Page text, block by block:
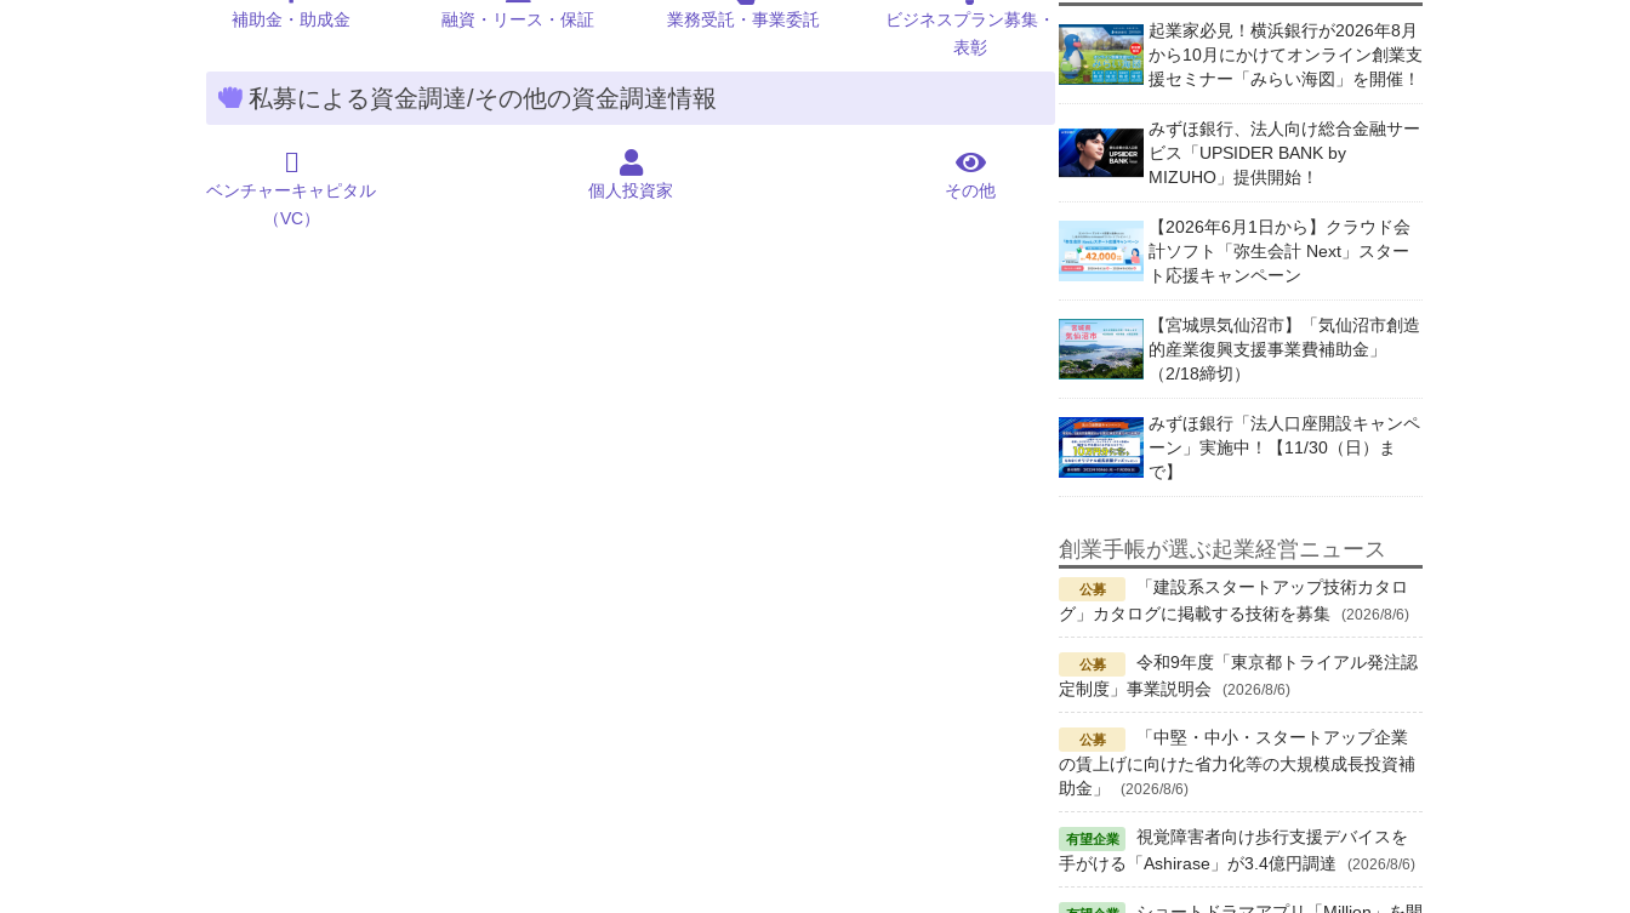
補助金・助成金 融資・リース・保証 業務受託・事業委託
ビジネスプラン募集・
表彰
私募による資金調達/その他の資金調達情報
ベンチャーキャピタル
（VC）
個人投資家 その他
起業家必見！横浜銀行が2026年8月
から10月にかけてオンライン創業支
援セミナー「みらい海図」を開催！
みずほ銀行、法人向け総合金融サー
ビス「UPSIDER BANK by
MIZUHO」提供開始！
【2026年6月1日から】クラウド会
計ソフト「弥生会計 Next」スター
ト応援キャンペーン
【宮城県気仙沼市】「気仙沼市創造
的産業復興支援事業費補助金」
（2/18締切）
みずほ銀行「法人口座開設キャンペ
ーン」実施中！【11/30（日）ま
で】
創業手帳が選ぶ起業経営ニュース
「建設系スタートアップ技術カタロ
グ」カタログに掲載する技術を募集
(2026/8/6)
令和9年度「東京都トライアル発注認
定制度」事業説明会
(2026/8/6)
「中堅・中小・スタートアップ企業
の賃上げに向けた省力化等の大規模成長投資補
助金」
(2026/8/6)
視覚障害者向け歩行支援デバイスを
手がける「Ashirase」が3.4億円調達
(2026/8/6)